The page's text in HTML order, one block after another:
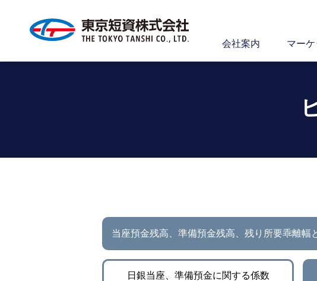
会社案内 マーケ
当座預金残高、準備預金残高、残り所要乖離幅
日銀当座、準備預金に関する係数